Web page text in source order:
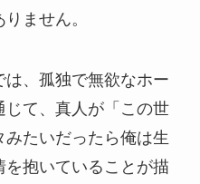
ません。
、孤独で無欲なホー
て、真人が「この世
たいだったら俺は生
を抱いていることが描